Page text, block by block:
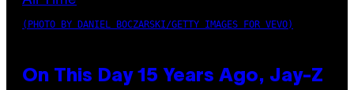
(PHOTO BY DANIEL BOCZARSKI/GETTY IMAGES FOR VEVO)
On This Day 15 Years Ago, Jay-Z